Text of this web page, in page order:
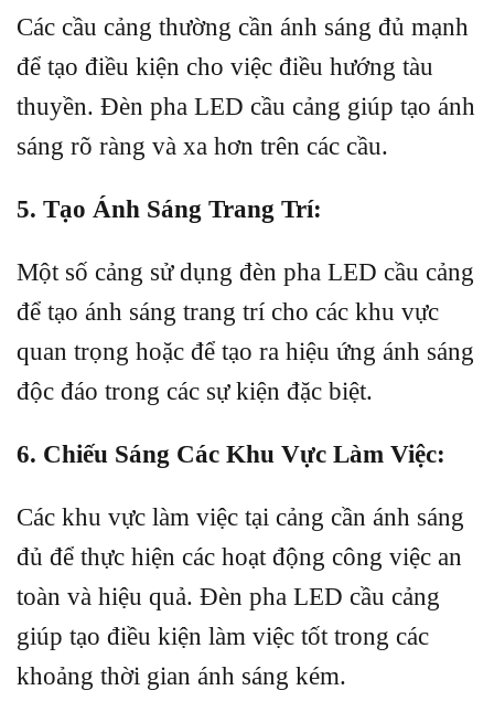
Các cầu cảng thường cần ánh sáng đủ mạnh
để tạo điều kiện cho việc điều hướng tàu
thuyền. Đèn pha LED cầu cảng giúp tạo ánh
sáng rõ ràng và xa hơn trên các cầu.
5. Tạo Ánh Sáng Trang Trí:
Một số cảng sử dụng đèn pha LED cầu cảng
để tạo ánh sáng trang trí cho các khu vực
quan trọng hoặc để tạo ra hiệu ứng ánh sáng
độc đáo trong các sự kiện đặc biệt.
6. Chiếu Sáng Các Khu Vực Làm Việc:
Các khu vực làm việc tại cảng cần ánh sáng
đủ để thực hiện các hoạt động công việc an
toàn và hiệu quả. Đèn pha LED cầu cảng
giúp tạo điều kiện làm việc tốt trong các
khoảng thời gian ánh sáng kém.